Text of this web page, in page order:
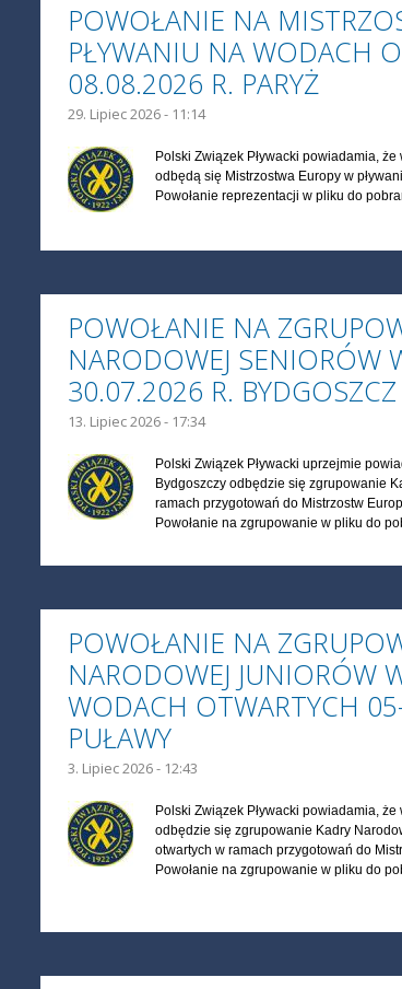
POWOŁANIE NA
PŁYWANIU NA WODACH
08.08.2026 R. PARYŻ
29. Lipiec 2026 - 11:14
Polski Związek Pływacki powiadamia,
odbędą się Mistrzostwa Europy w
Powołanie reprezentacji w pliku do
POWOŁANIE NA
NARODOWEJ SENIORÓW
30.07.2026 R. BYDGOSZCZ
13. Lipiec 2026 - 17:34
Polski Związek Pływacki uprzejmie
Bydgoszczy odbędzie się zgrupowanie
ramach przygotowań do Mistrzostw
Powołanie na zgrupowanie w pliku do
POWOŁANIE NA
NARODOWEJ JUNIORÓW
WODACH OTWARTYCH
PUŁAWY
3. Lipiec 2026 - 12:43
Polski Związek Pływacki powiadamia,
odbędzie się zgrupowanie Kadry
otwartych w ramach przygotowań do
Powołanie na zgrupowanie w pliku do